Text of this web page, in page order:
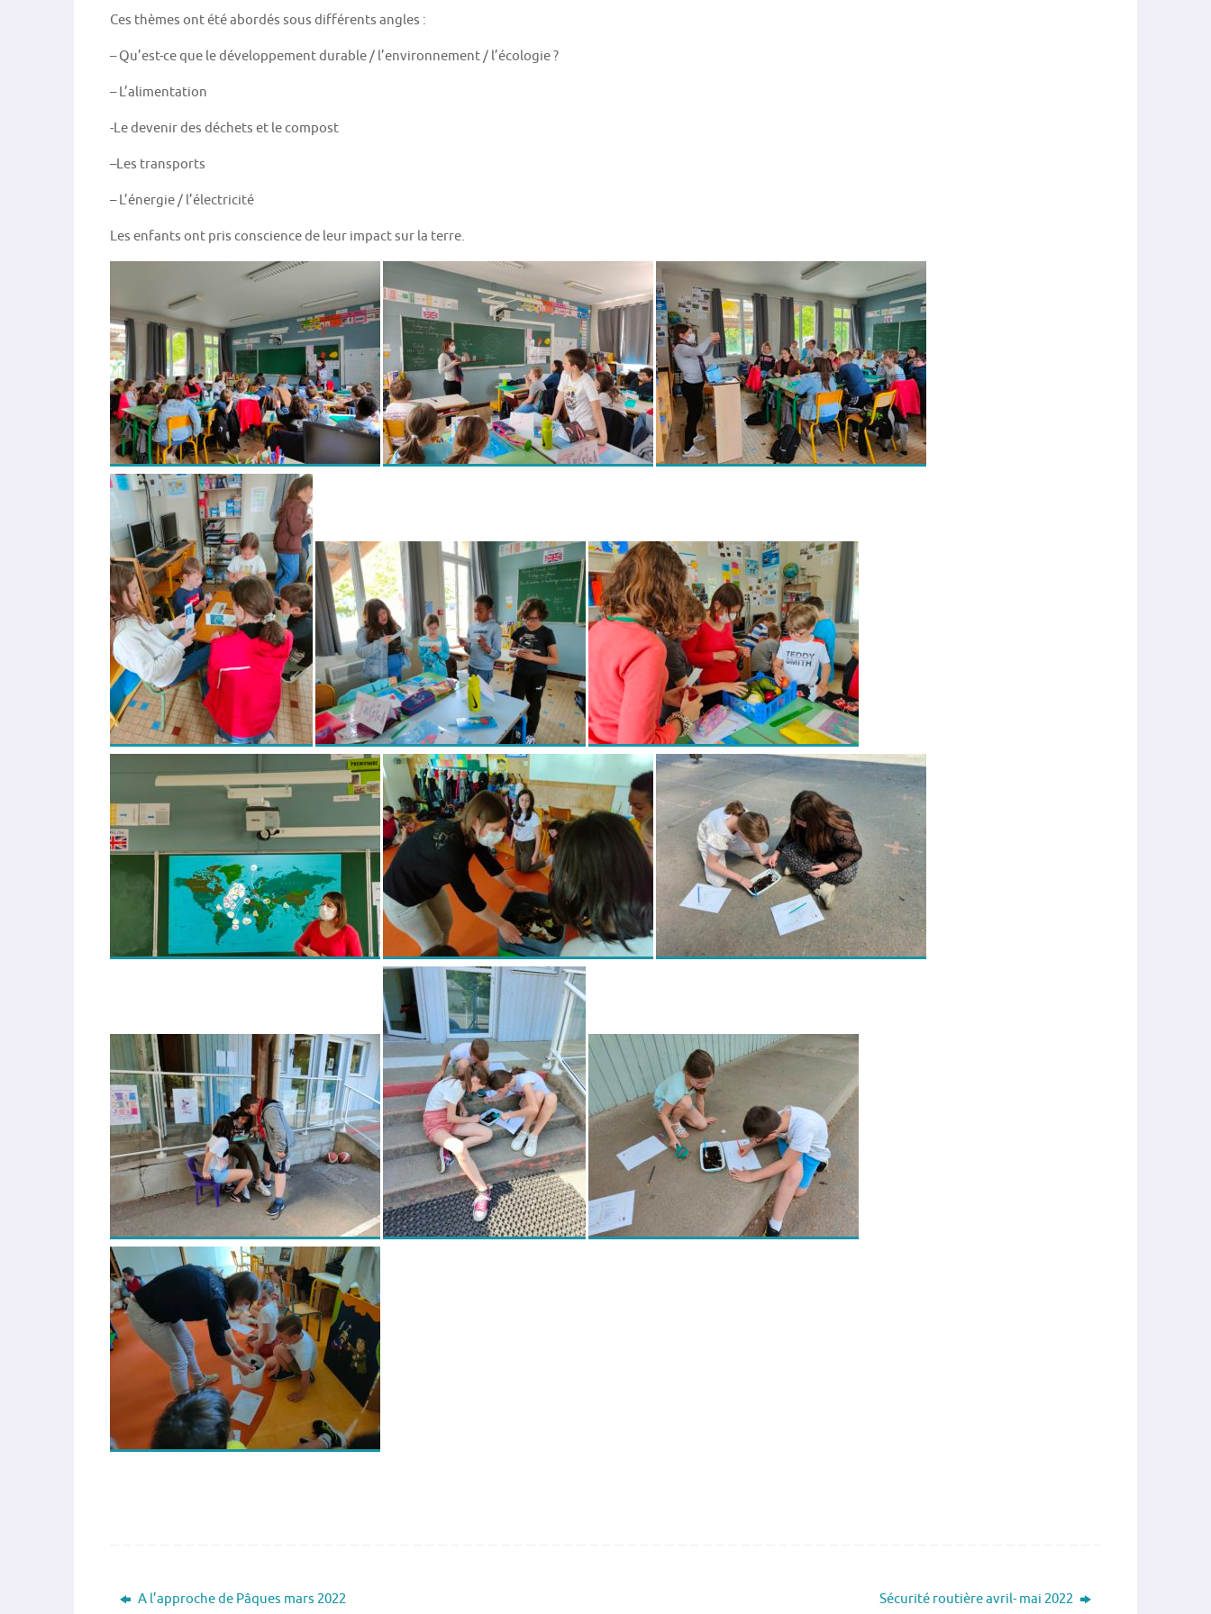
Ces thèmes ont été abordés sous différents angles :
– Qu’est-ce que le développement durable / l’environnement / l’écologie ?
– L’alimentation
-Le devenir des déchets et le compost
–Les transports
– L’énergie / l’électricité
Les enfants ont pris conscience de leur impact sur la terre.
A l’approche de Pâques mars 2022 Sécurité routière avril- mai 2022